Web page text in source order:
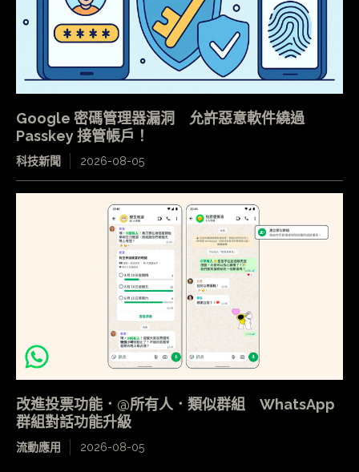
Google 密碼管理器漏洞 允許惡意軟件繞過
Passkey 接管帳戶！
科技新聞 2026-08-05
改進投票功能．@所有人．類似群組 WhatsApp
群組對話功能升級
流動應用 2026-08-05